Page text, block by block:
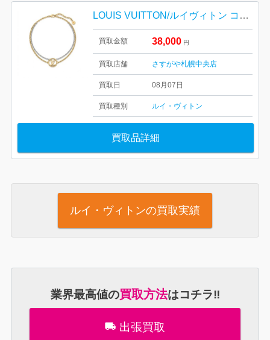
LOUIS VUITTON/ルイヴィトン コリエ・L TO V ネックレス M69643
買取金額 38,000 円
買取店舗 さすがや札幌中央店
買取日 08月07日
買取種別 ルイ・ヴィトン
買取品詳細
ルイ・ヴィトンの買取実績
業界最高値の買取方法はコチラ‼
出張買取